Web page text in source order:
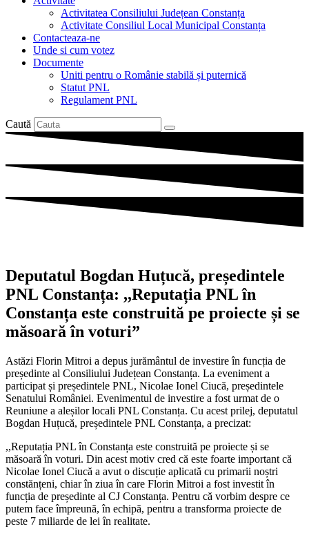
Activitatea Consiliului Județean Constanța
Activitate Consiliul Local Municipal Constanța
Contacteaza-ne
Unde si cum votez
Documente
Uniti pentru o Românie stabilă și puternică
Statut PNL
Regulament PNL
Caută
Deputatul Bogdan Huțucă, președintele
PNL Constanța: ,,Reputația PNL în
Constanța este construită pe proiecte și se
măsoară în voturi”
Astăzi Florin Mitroi a depus jurământul de investire în funcția de
președinte al Consiliului Județean Constanța. La eveniment a
participat și președintele PNL, Nicolae Ionel Ciucă, președintele
Senatului României. Evenimentul de investire a fost urmat de o
Reuniune a aleșilor locali PNL Constanța. Cu acest prilej, deputatul
Bogdan Huțucă, președintele PNL Constanța, a precizat:
,,Reputația PNL în Constanța este construită pe proiecte și se
măsoară în voturi. Din acest motiv cred că este foarte important că
Nicolae Ionel Ciucă a avut o discuție aplicată cu primarii noștri
constănțeni, chiar în ziua în care Florin Mitroi a fost investit în
funcția de președinte al CJ Constanța. Pentru că vorbim despre ce
putem face împreună, în echipă, pentru a transforma proiecte de
peste 7 miliarde de lei în realitate.